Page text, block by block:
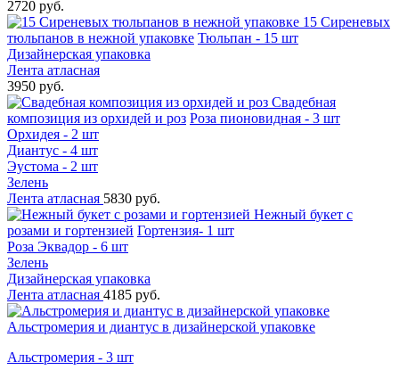
2720 руб.
15 Сиреневых
тюльпанов в нежной упаковке Тюльпан - 15 шт
Дизайнерская упаковка
Лента атласная
3950 руб.
Свадебная
композиция из орхидей и роз Роза пионовидная - 3 шт
Орхидея - 2 шт
Диантус - 4 шт
Эустома - 2 шт
Зелень
Лента атласная 5830 руб.
Нежный букет с
розами и гортензией Гортензия- 1 шт
Роза Эквадор - 6 шт
Зелень
Дизайнерская упаковка
Лента атласная 4185 руб.
Альстромерия и диантус в дизайнерской упаковке
Альстромерия - 3 шт